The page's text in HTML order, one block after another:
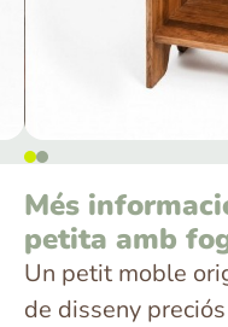
Més
petita amb
Un petit moble
de disseny